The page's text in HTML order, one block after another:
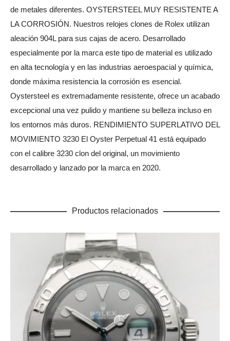
de metales diferentes. OYSTERSTEEL MUY RESISTENTE A
LA CORROSIÓN. Nuestros relojes clones de Rolex utilizan
aleación 904L para sus cajas de acero. Desarrollado
especialmente por la marca este tipo de material es utilizado
en alta tecnología y en las industrias aeroespacial y química,
donde máxima resistencia la corrosión es esencial.
Oystersteel es extremadamente resistente, ofrece un acabado
excepcional una vez pulido y mantiene su belleza incluso en
los entornos más duros. RENDIMIENTO SUPERLATIVO DEL
MOVIMIENTO 3230 El Oyster Perpetual 41 está equipado
con el calibre 3230 clon del original, un movimiento
desarrollado y lanzado por la marca en 2020.
Productos relacionados